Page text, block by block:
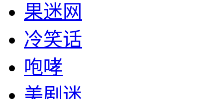
果迷网
冷笑话
咆哮
美剧迷